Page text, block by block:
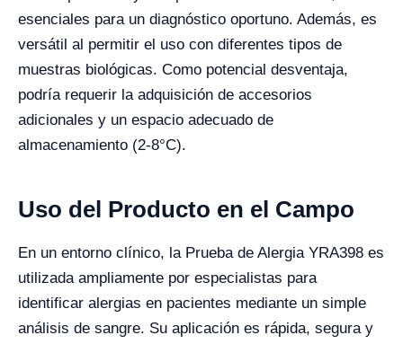
esenciales para un diagnóstico oportuno. Además, es
versátil al permitir el uso con diferentes tipos de
muestras biológicas. Como potencial desventaja,
podría requerir la adquisición de accesorios
adicionales y un espacio adecuado de
almacenamiento (2-8°C).
Uso del Producto en el Campo
En un entorno clínico, la Prueba de Alergia YRA398 es
utilizada ampliamente por especialistas para
identificar alergias en pacientes mediante un simple
análisis de sangre. Su aplicación es rápida, segura y